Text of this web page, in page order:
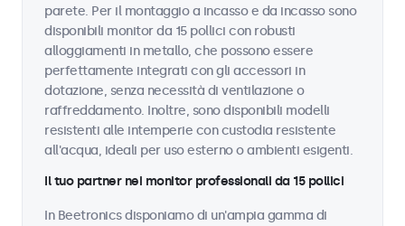
parete. Per il montaggio a incasso e da incasso sono
disponibili monitor da 15 pollici con robusti
alloggiamenti in metallo, che possono essere
perfettamente integrati con gli accessori in
dotazione, senza necessità di ventilazione o
raffreddamento. Inoltre, sono disponibili modelli
resistenti alle intemperie con custodia resistente
all'acqua, ideali per uso esterno o ambienti esigenti.
Il tuo partner nei monitor professionali da 15 pollici
In Beetronics disponiamo di un'ampia gamma di